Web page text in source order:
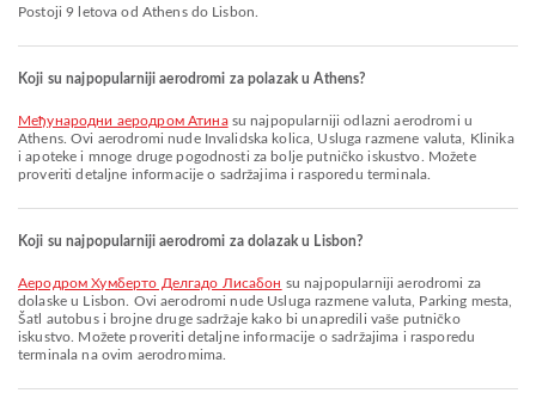
Postoji 9 letova od Athens do Lisbon.
Koji su najpopularniji aerodromi za polazak u Athens?
Међународни аеродром Атинаsu najpopularniji odlazni aerodromi u
Athens. Ovi aerodromi nude Invalidska kolica, Usluga razmene valuta, Klinika
i apoteke i mnoge druge pogodnosti za bolje putničko iskustvo. Možete
proveriti detaljne informacije o sadržajima i rasporedu terminala.
Koji su najpopularniji aerodromi za dolazak u Lisbon?
Aеродром Хумберто Делгадо Лисабон su najpopularniji aerodromi za
dolaske u Lisbon. Ovi aerodromi nude Usluga razmene valuta, Parking mesta,
Šatl autobus i brojne druge sadržaje kako bi unapredili vaše putničko
iskustvo. Možete proveriti detaljne informacije o sadržajima i rasporedu
terminala na ovim aerodromima.